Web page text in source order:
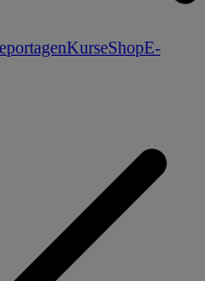
KurseShopE-